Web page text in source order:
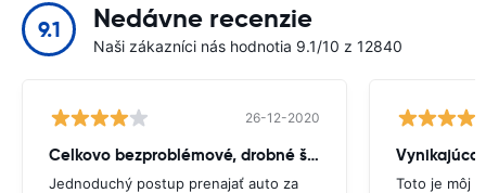
9.1 Nedávne recenzie
Naši zákazníci nás hodnotia 9.1/10 z 12840
26-12-2020
Celkovo bezproblémové, drobné škytavka
Jednoduchý postup prenajať auto za
Vynikajúca
Toto je môj